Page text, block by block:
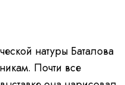
натуры Баталова
Почти все